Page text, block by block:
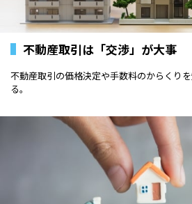
不動産取引は「交渉」が大事
不動産取引の価格決定や手数料のからくり
る。